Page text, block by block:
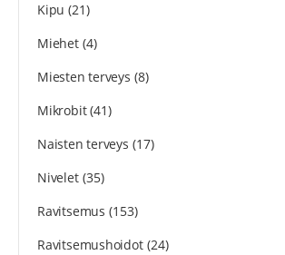
Kipu (21)
Miehet(4)
Miesten terveys (8)
Mikrobit(41)
Naisten terveys (17)
Nivelet(35)
Ravitsemus (153)
Ravitsemushoidot(24)